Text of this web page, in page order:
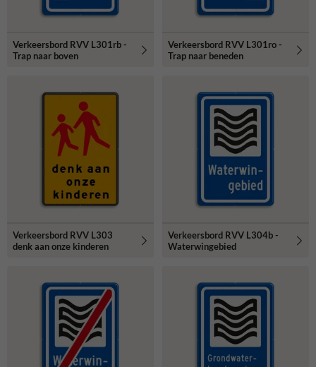
Verkeersbord RVV L301rb -
Trap naar boven
Verkeersbord RVV L301ro -
Trap naar beneden
Verkeersbord RVV L303
denk aan onze kinderen
Verkeersbord RVV L304b -
Waterwingebied